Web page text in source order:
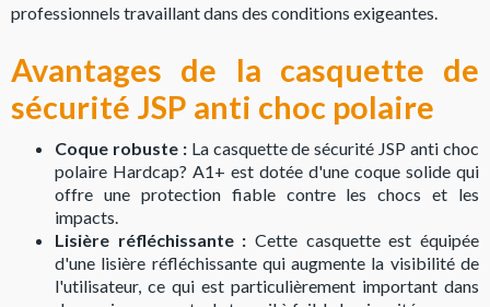
professionnels travaillant dans des conditions exigeantes.
Avantages de la casquette de
sécurité JSP anti choc polaire
Coque robuste :La casquette de sécurité JSP anti choc
polaire Hardcap? A1+ est dotée d'une coque solide qui
offre une protection fiable contre les chocs et les
impacts.
Lisière réfléchissante : Cette casquette est équipée
d'une lisière réfléchissante qui augmente la visibilité de
l'utilisateur, ce qui est particulièrement important dans